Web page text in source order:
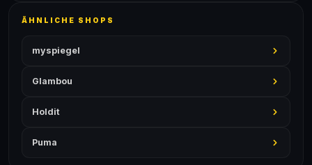
ÄHNLICHE SHOPS
myspiegel
Glambou
Holdit
Puma